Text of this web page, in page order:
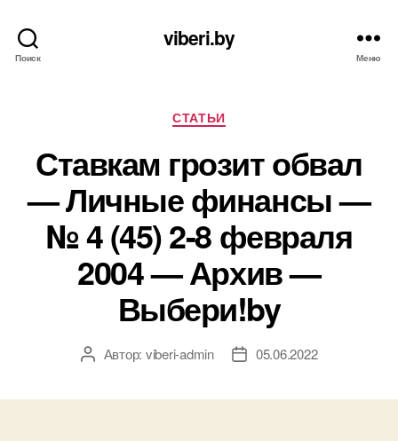
Поиск
viberi.by
Меню
Рубрики
СТАТЬИ
Ставкам грозит обвал
— Личные финансы —
№ 4 (45) 2-8 февраля
2004 — Архив —
Выбери!by
АвторАвтор: viberi-admin
Дата05.06.2022